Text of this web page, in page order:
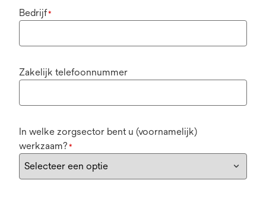
Bedrijf*
Zakelijk telefoonnummer
In welke zorgsector bent u (voornamelijk)
werkzaam? *